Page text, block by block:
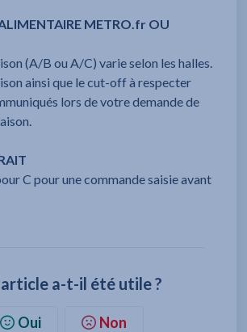
METRO.fr OU
(A/B ou A/C) varie selon les halles.
ainsi que le cut-off à respecter
lors de votre demande de
C pour une commande saisie avant
a-t-il été utile ?
Oui Non